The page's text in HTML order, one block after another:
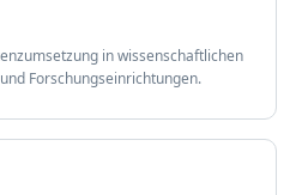
in wissenschaftlichen
Forschungseinrichtungen.